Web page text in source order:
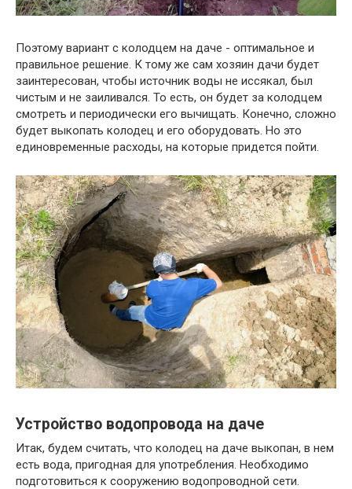
Поэтому вариант с колодцем на даче - оптимальное и
правильное решение. К тому же сам хозяин дачи будет
заинтересован, чтобы источник воды не иссякал, был
чистым и не заиливался. То есть, он будет за колодцем
смотреть и периодически его вычищать. Конечно, сложно
будет выкопать колодец и его оборудовать. Но это
единовременные расходы, на которые придется пойти.
Устройство водопровода на даче
Итак, будем считать, что колодец на даче выкопан, в нем
есть вода, пригодная для употребления. Необходимо
подготовиться к сооружению водопроводной сети.